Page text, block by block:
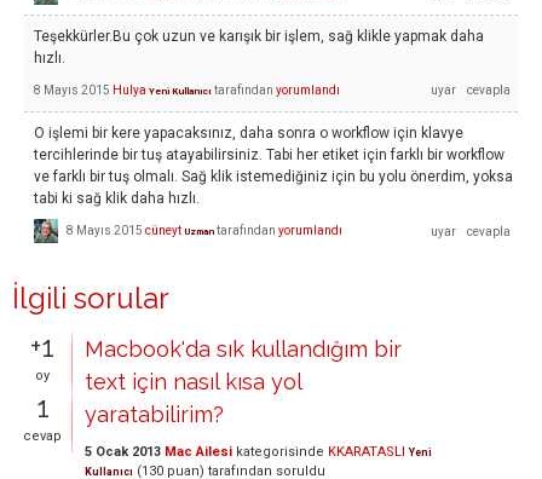
Teşekkürler.Bu çok uzun ve karışık bir işlem, sağ klikle yapmak daha
hızlı.
8 Mayıs 2015 Hulya Yeni Kullanıcı tarafından yorumlandı
O işlemi bir kere yapacaksınız, daha sonra o workflow için klavye
tercihlerinde bir tuş atayabilirsiniz. Tabi her etiket için farklı bir workflow
ve farklı bir tuş olmalı. Sağ klik istemediğiniz için bu yolu önerdim, yoksa
tabi ki sağ klik daha hızlı.
8 Mayıs 2015 cüneyt Uzman tarafından yorumlandı
İlgili sorular
+1
oy
1
cevap
Macbook'da sık kullandığım bir
text için nasıl kısa yol
yaratabilirim?
5 Ocak 2013 Mac Ailesi kategorisinde KKARATASLI Yeni
Kullanıcı (130 puan) tarafından soruldu